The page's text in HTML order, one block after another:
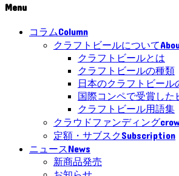
Menu
コラムColumn
クラフトビールについて
クラフトビールとは
クラフトビールの種類
日本のクラフトビール
国際コンペで受賞した
クラフトビール用語集
クラウドファンディング
定額・サブスクSubscription
ニュースNews
新商品発売